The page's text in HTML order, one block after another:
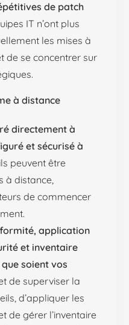
de patch
IT n’ont plus
les mises à
de se concentrer sur
à distance
directement à
et sécurisé à
peuvent être
à distance,
de commencer
application
et inventaire
soient vos
de superviser la
d’appliquer les
de gérer l’inventaire